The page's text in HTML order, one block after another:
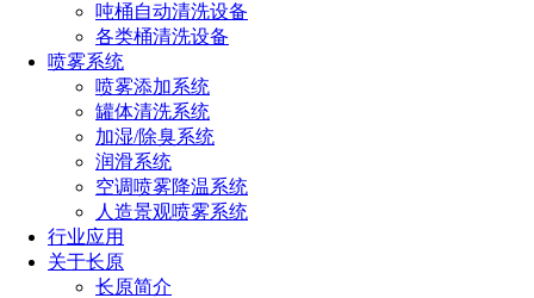
吨桶自动清洗设备
各类桶清洗设备
喷雾系统
喷雾添加系统
罐体清洗系统
加湿/除臭系统
润滑系统
空调喷雾降温系统
人造景观喷雾系统
行业应用
关于长原
长原简介